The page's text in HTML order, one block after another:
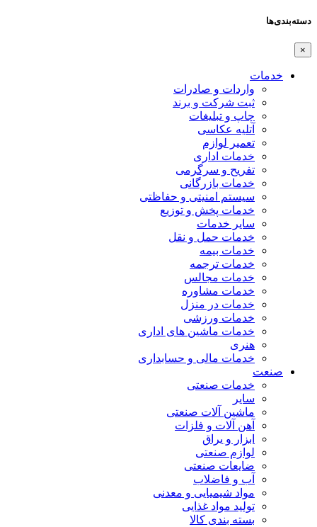
دسته‌بندی‌ها
×
خدمات
واردات و صادرات
ثبت شرکت و برند
چاپ و تبلیغات
آتلیه عکاسی
تعمیر لوازم
خدمات اداری
تفریح و سرگرمی
خدمات بازرگانی
سیستم امنیتی و حفاظتی
خدمات پخش و توزیع
سایر خدمات
خدمات حمل و نقل
خدمات بیمه
خدمات ترجمه
خدمات مجالس
خدمات مشاوره
خدمات در منزل
خدمات ورزشی
خدمات ماشین های اداری
هنری
خدمات مالی و حسابداری
صنعت
خدمات صنعتی
سایر
ماشین آلات صنعتی
آهن آلات و فلزات
ابزار و یراق
لوازم صنعتی
ضایعات صنعتی
آب و فاضلاب
مواد شیمیایی و معدنی
تولید مواد غذایی
بسته بندی کالا